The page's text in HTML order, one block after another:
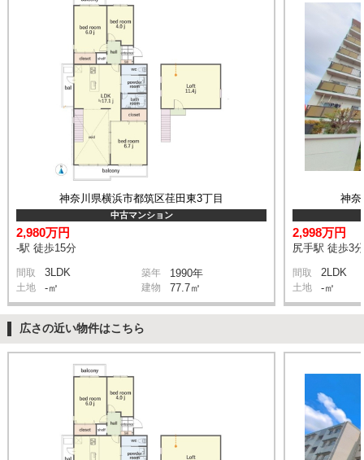
神奈川県横浜市都筑区荏田東3丁目
中古マンション
2,980万円
-駅 徒歩15分
間取 3LDK 築年 1990年
土地 -㎡ 建物 77.7㎡
神奈
2,998万円
尻手駅 徒歩3分
間取 2LDK
土地 -㎡
広さの近い物件はこちら